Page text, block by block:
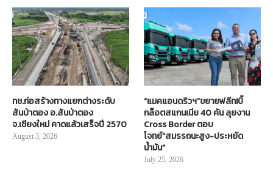
ทช.ก่อสร้างทางแยกต่างระดับ
สันป่าตอง อ.สันป่าตอง
จ.เชียงใหม่ คาดแล้วเสร็จปี 2570
August 3, 2026
“แมคแอนดริวฯ”ขยายฟลีท!บิ๊
กล็อตสแกนเนีย 40 คัน ลุยงาน
Cross Border ตอบ
โจทย์“สมรรถนะสูง-ประหยัด
น้ำมัน”
July 25, 2026